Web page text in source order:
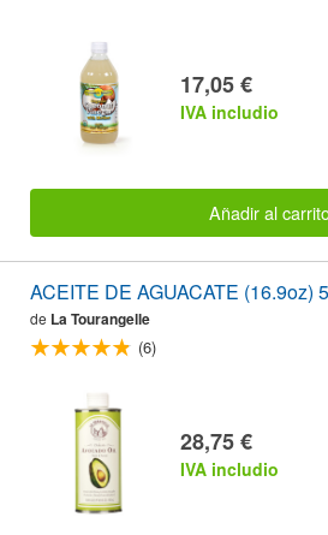
17,05 €
IVA includio
Añadir al
ACEITE DE AGUACATE (16.9oz)
de La Tourangelle
(6)
28,75 €
IVA includio